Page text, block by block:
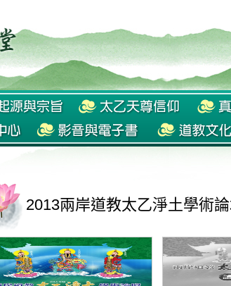
2013兩岸道教太乙淨土學術